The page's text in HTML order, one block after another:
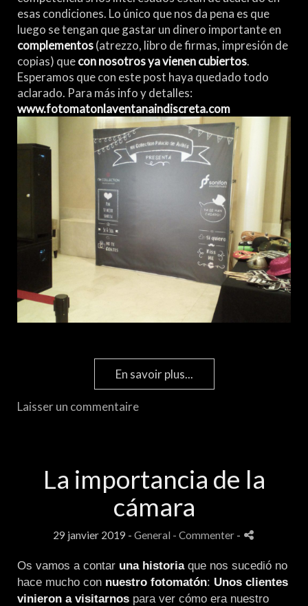
esas condiciones. Lo único que nos da pena es que
luego se tengan que gastar un dinero importante en
complementos(atrezzo, libro de firmas, impresión de
copias) quecon nosotros ya vienen cubiertos.
Esperamos que con este post haya quedado todo
aclarado. Para más info y detalles:
www.fotomatonlaventanaindiscreta.com
En savoir plus...
Laisser un commentaire
La importancia de la
cámara
29 janvier 2019 - General - Commenter -
Os vamos a contar una historiaque nos sucedió no
hace mucho con nuestro fotomatón: Unos clientes
vinieron a visitarnos para ver cómo era nuestro